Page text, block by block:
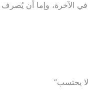
في الآخرة، وإما أن يُصرف
يحتسب”